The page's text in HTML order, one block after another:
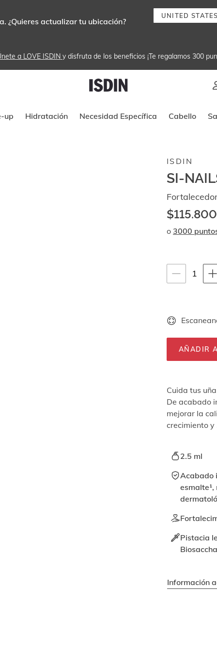
¿Quieres actualizar tu ubicación?
UNITED
a LOVE ISDIN y disfruta de los beneficios ¡Te regalamos 300
Instrucciones de navegación por
up Hidratación Necesidad Específica Cabello
ISDIN
SI-
$115.800
o 3000
Instrucciones
1
AÑADIR
Cuida tus
De acabado
mejorar la
crecimiento y
2.5 ml
Acabado
Pistacia
Información